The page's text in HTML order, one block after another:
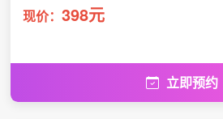
现价： 398元
立即预约